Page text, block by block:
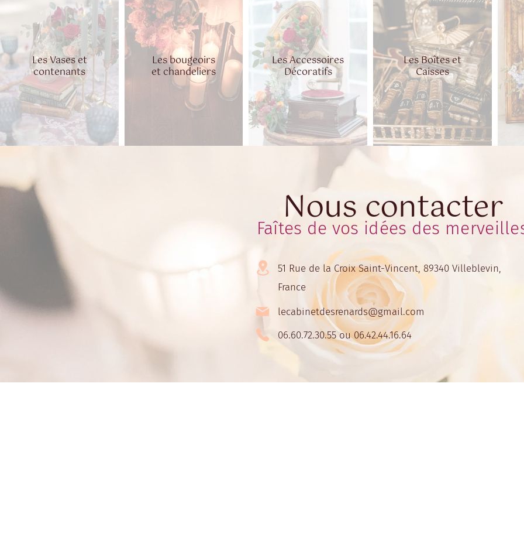
Les Vases et
contenants
Les bougeoirs
et chandeliers
Les Accessoires
Décoratifs
Les Boîtes et
Caisses
Nous contacter
Faîtes de vos idées des
51 Rue de la Croix Saint-Vincent, 89340 Villeblevin,
France
lecabinetdesrenards@gmail.com
06.60.72.30.55 ou 06.42.44.16.64